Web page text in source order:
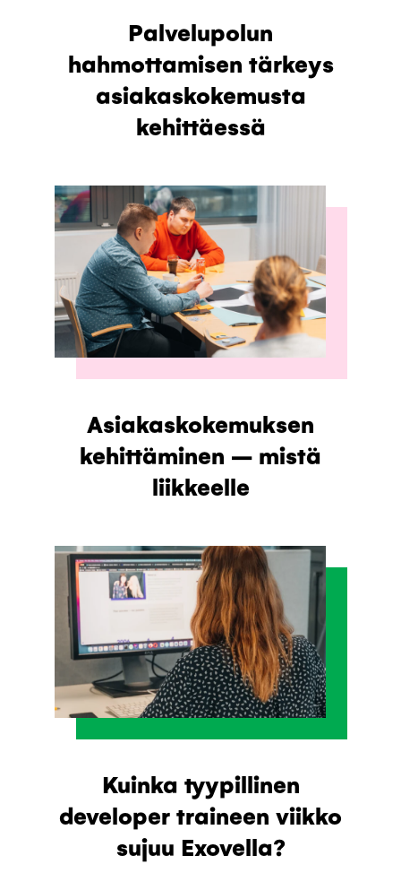
Palvelupolun
hahmottamisen tärkeys
asiakaskokemusta
kehittäessä
Asiakaskokemuksen
kehittäminen – mistä
liikkeelle
Kuinka tyypillinen
developer traineen viikko
sujuu Exovella?